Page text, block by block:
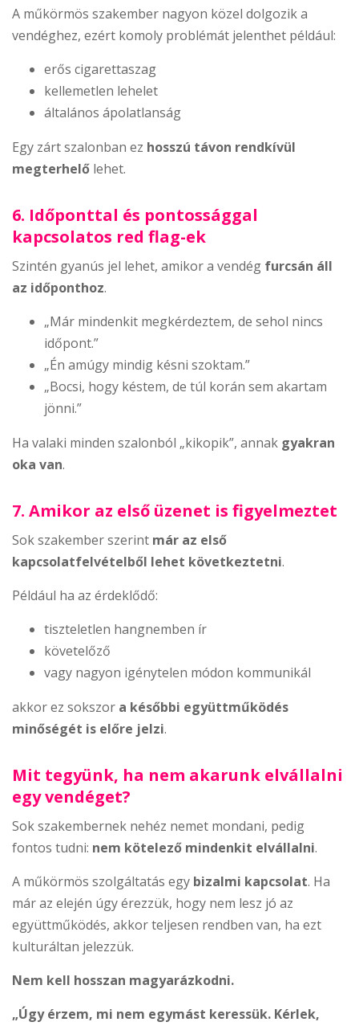
A műkörmös szakember nagyon közel dolgozik a
vendéghez, ezért komoly problémát jelenthet például:
erős cigarettaszag
kellemetlen lehelet
általános ápolatlanság
Egy zárt szalonban ez hosszú távon rendkívül
megterhelő lehet.
6. Időponttal és pontossággal
kapcsolatos red flag-ek
Szintén gyanús jel lehet, amikor a vendég furcsán áll
az időponthoz.
„Már mindenkit megkérdeztem, de sehol nincs
időpont.”
„Én amúgy mindig késni szoktam.”
„Bocsi, hogy késtem, de túl korán sem akartam
jönni.”
Ha valaki minden szalonból „kikopik”, annak gyakran
oka van.
7. Amikor az első üzenet is figyelmeztet
Sok szakember szerint már az első
kapcsolatfelvételből lehet következtetni.
Például ha az érdeklődő:
tiszteletlen hangnemben ír
követelőző
vagy nagyon igénytelen módon kommunikál
akkor ez sokszor a későbbi együttműködés
minőségét is előre jelzi.
Mit tegyünk, ha nem akarunk elvállalni
egy vendéget?
Sok szakembernek nehéz nemet mondani, pedig
fontos tudni: nem kötelező mindenkit elvállalni.
A műkörmös szolgáltatás egy bizalmi kapcsolat. Ha
már az elején úgy érezzük, hogy nem lesz jó az
együttműködés, akkor teljesen rendben van, ha ezt
kulturáltan jelezzük.
Nem kell hosszan magyarázkodni.
„Úgy érzem, mi nem egymást keressük. Kérlek,